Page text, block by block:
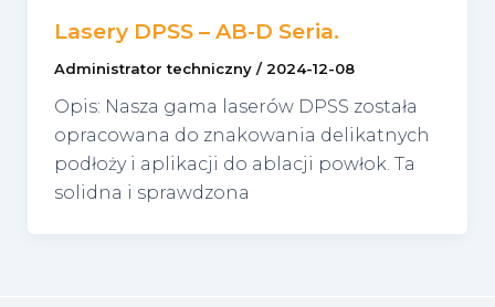
Lasery DPSS – AB-D Seria.
Administrator techniczny /2024-12-08
Opis: Nasza gama laserów DPSS została
opracowana do znakowania delikatnych
podłoży i aplikacji do ablacji powłok. Ta
solidna i sprawdzona